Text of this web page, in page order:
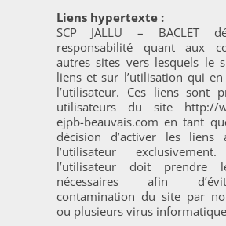
Liens hypertexte :
SCP JALLU – BACLET
responsabilité quant aux
autres sites vers lesquels le
liens et sur l’utilisation qui
l’utilisateur. Ces liens sont
utilisateurs du site http://
ejpb-beauvais.com en tant
décision d’activer les liens
l’utilisateur
l’utilisateur doit prendre
nécessaires afin
contamination du site par
ou plusieurs virus